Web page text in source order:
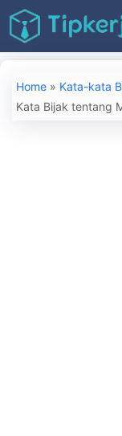
Langsung
ke
isi
Home » Kata-kata
Kata Bijak tentang